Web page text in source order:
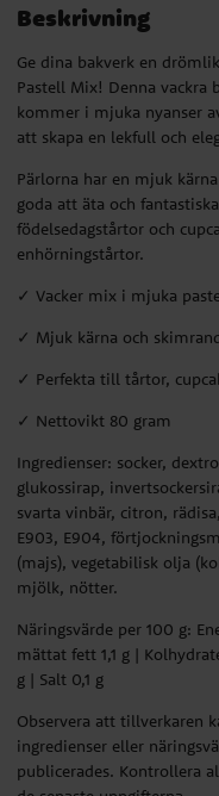
Beskrivning
Ge dina bakverk en
Pastell Mix! Denna
kommer i mjuka nyanser
att skapa en lekfull och
Pärlorna har en mjuk
goda att äta och
födelsedagstårtor och
enhörningstårtor.
✓ Vacker mix i mjuka
✓ Mjuk kärna och
✓ Perfekta till tårtor,
✓ Nettovikt 80 gram
Ingredienser: socker,
glukossirap,
svarta vinbär, citron,
E903, E904,
(majs), vegetabilisk olja
mjölk, nötter.
Näringsvärde per 100 g:
mättat fett 1,1 g |
g | Salt 0,1 g
Observera att tillverkaren
ingredienser eller
publicerades. Kontrollera